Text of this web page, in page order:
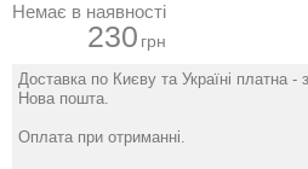
Немає в наявності
230 грн
Доставка по Києву та Україні платна -
Нова пошта.
Оплата при отриманні.